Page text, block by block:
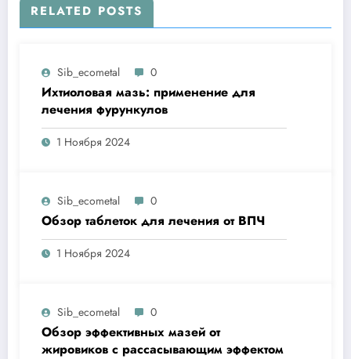
RELATED POSTS
Sib_ecometal 0
Ихтиоловая мазь: применение для
лечения фурункулов
1 Ноября 2024
Sib_ecometal 0
Обзор таблеток для лечения от ВПЧ
1 Ноября 2024
Sib_ecometal 0
Обзор эффективных мазей от
жировиков с рассасывающим эффектом